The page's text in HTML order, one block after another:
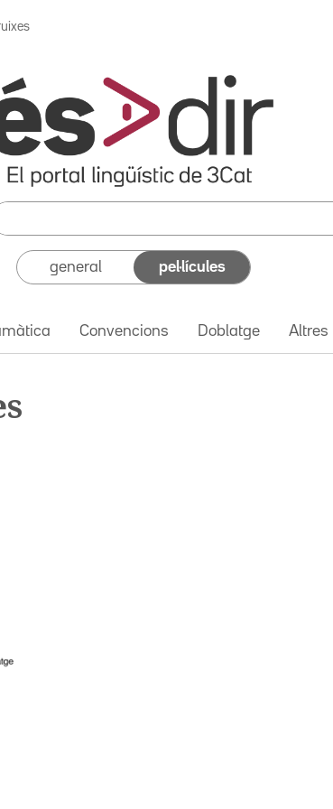
general pel·lícules
Convencions Doblatge Altres